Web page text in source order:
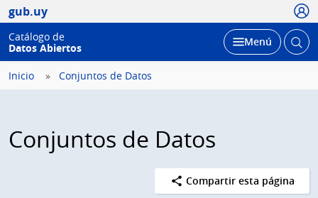
gub.uy
Catálogo de
Datos Abiertos
Desplegar
Menú Abrir
Inicio Conjuntos de Datos
Conjuntos de Datos
Compartir esta página